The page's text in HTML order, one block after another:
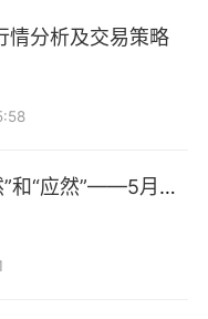
业务发展战略调
”而终止评级。
评级机构明示。如
主体及相关债项信用
，该公司存在票据
增重大诉讼判决等
情分析及交易策略
”和“应然”——5月财